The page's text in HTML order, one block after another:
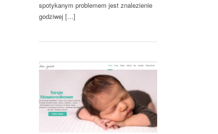
spotykanym problemem jest znalezienie
godziwej […]